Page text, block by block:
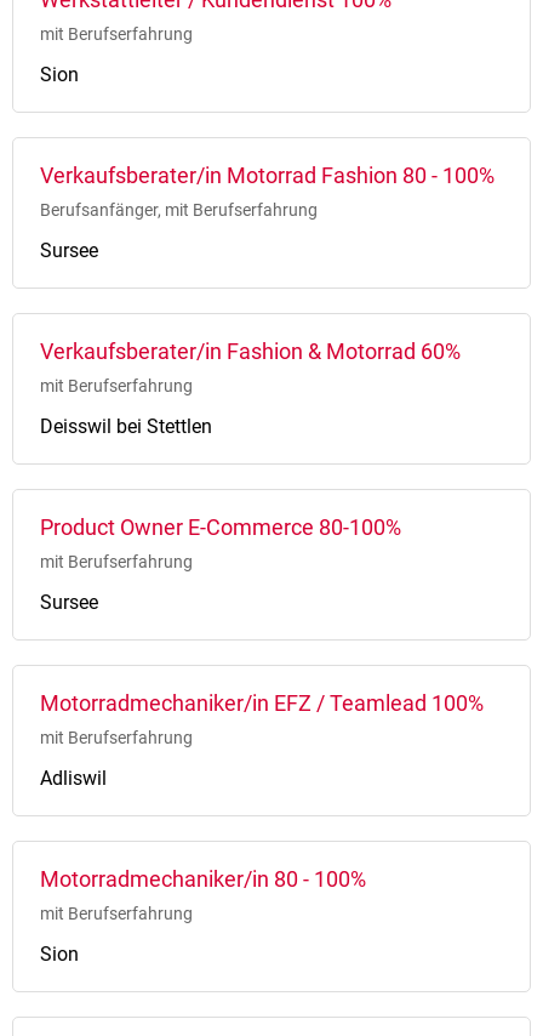
mit Berufserfahrung
Sion
Verkaufsberater/in Motorrad Fashion 80 - 100%
Berufsanfänger, mit Berufserfahrung
Sursee
Verkaufsberater/in Fashion & Motorrad 60%
mit Berufserfahrung
Deisswil bei Stettlen
Product Owner E-Commerce 80-100%
mit Berufserfahrung
Sursee
Motorradmechaniker/in EFZ / Teamlead 100%
mit Berufserfahrung
Adliswil
Motorradmechaniker/in 80 - 100%
mit Berufserfahrung
Sion